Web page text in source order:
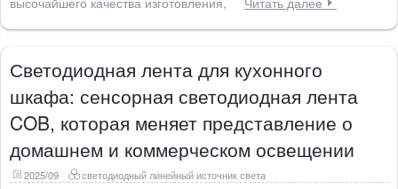
Светодиодная лента для кухонного
шкафа: сенсорная светодиодная лента
COB, которая меняет представление о
домашнем и коммерческом освещении
2025/09 светодиодный линейный источник света